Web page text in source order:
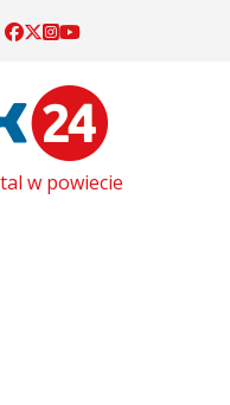
w powiecie